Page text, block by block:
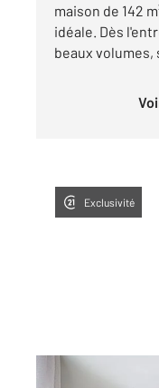
maison de 142
idéale. Dès
beaux volumes,
Exclusivité